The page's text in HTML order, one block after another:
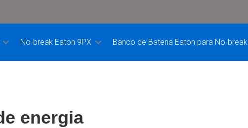
No-break Eaton 9PX Banco de Bateria Eaton para No-break
energia